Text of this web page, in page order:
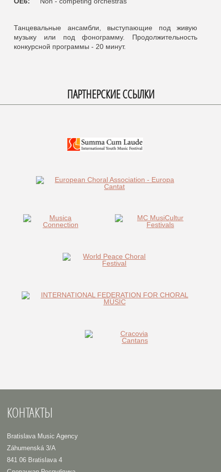
Танцевальные ансамбли, выступающие под живую
музыку или под фонограмму. Продолжительность
конкурсной программы - 20 минут.
ПАРТНЕРСКИЕ ССЫЛКИ
КОНТАКТЫ
Bratislava Music Agency
Záhumenská 3/A
841 06 Bratislava 4